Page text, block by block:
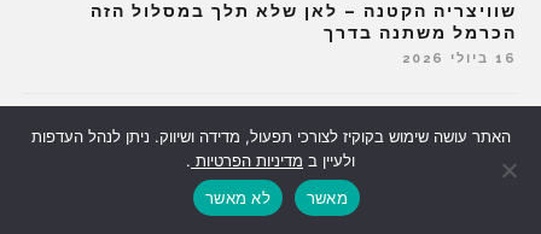
שוויצריה הקטנה – לאן שלא תלך במסלול הזה
הכרמל משתנה בדרך
16 ביולי 2026
על קרחון אלפיני – הדרך לדנאלי מתחילה באימוני
הישרדות בתנאים קיצוניים
13 ביולי 2026
האתר עושה שימוש בקוקיז לצורכי תפעול, מדידה ושיווק. ניתן לנהל העדפות
ולעיין ב מדיניות הפרטיות .
מאשר
לא מאשר